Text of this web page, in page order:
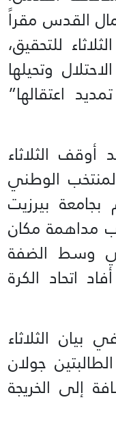
القدس مقراً
للتحقيق،
وتحيلها
اعتقالها”
الثلاثاء
الوطني
بجامعة بيرزيت
عاماً)، عقب مداهمة مكان
وسط الضفة
اتحاد الكرة
الثلاثاء
جولان
إلى الخريجة